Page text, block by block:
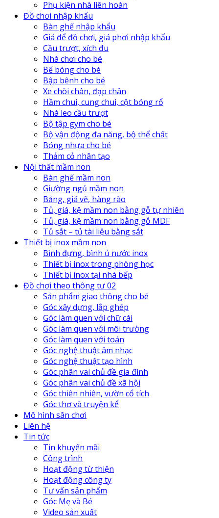
Phụ kiện nhà liên hoàn
Đồ chơi nhập khẩu
Bàn ghế nhập khẩu
Giá để đồ chơi, giá phơi nhập khẩu
Cầu trượt, xích đu
Nhà chơi cho bé
Bể bóng cho bé
Bập bênh cho bé
Xe chòi chân, đạp chân
Hầm chui, cung chui, cột bóng rổ
Nhà leo cầu trượt
Bộ tập gym cho bé
Bộ vận động đa năng, bộ thể chất
Bóng nhựa cho bé
Thảm cỏ nhân tạo
Nội thất mầm non
Bàn ghế mầm non
Giường ngủ mầm non
Bảng, giá vẽ, hàng rào
Tủ, giá, kệ mầm non bằng gỗ tự nhiên
Tủ, giá, kệ mầm non bằng gỗ MDF
Tủ sắt – tủ tài liệu bằng sắt
Thiết bị inox mầm non
Bình đựng, bình ủ nước inox
Thiết bị inox trong phòng học
Thiết bị inox tại nhà bếp
Đồ chơi theo thông tư 02
Sản phẩm giao thông cho bé
Góc xây dựng, lắp ghép
Góc làm quen với chữ cái
Góc làm quen với môi trường
Góc làm quen với toán
Góc nghệ thuật âm nhạc
Góc nghệ thuật tạo hình
Góc phân vai chủ đề gia đình
Góc phân vai chủ đề xã hội
Góc thiên nhiên, vườn cổ tích
Góc thơ và truyện kể
Mô hình sân chơi
Liên hệ
Tin tức
Tin khuyến mãi
Công trình
Hoạt động từ thiện
Hoạt động công ty
Tư vấn sản phẩm
Góc Mẹ và Bé
Video sản xuất